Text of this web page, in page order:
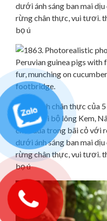
dưới ánh sáng ban mai
rừng chân thực, vui tươi.
bọ ú
550. Cảnh chân thực của
mượt với bộ lông Kem,
chơi đùa trong bãi cỏ với
dưới ánh sáng ban mai
rừng chân thực, vui tươi.
bọ ú